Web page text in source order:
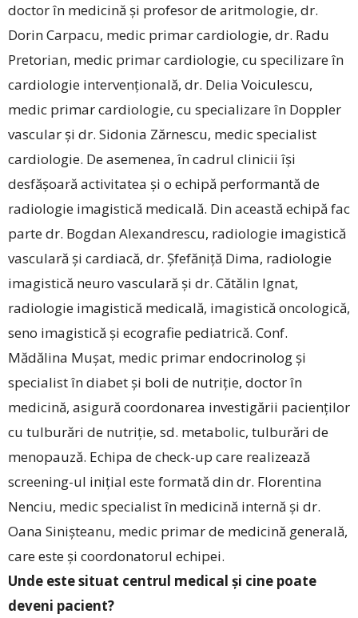
doctor în medicină și profesor de aritmologie, dr.
Dorin Carpacu, medic primar cardiologie, dr. Radu
Pretorian, medic primar cardiologie, cu specilizare în
cardiologie intervențională, dr. Delia Voiculescu,
medic primar cardiologie, cu specializare în Doppler
vascular și dr. Sidonia Zărnescu, medic specialist
cardiologie. De asemenea, în cadrul clinicii își
desfășoară activitatea și o echipă performantă de
radiologie imagistică medicală. Din această echipă fac
parte dr. Bogdan Alexandrescu, radiologie imagistică
vasculară și cardiacă, dr. Șfefăniță Dima, radiologie
imagistică neuro vasculară și dr. Cătălin Ignat,
radiologie imagistică medicală, imagistică oncologică,
seno imagistică și ecografie pediatrică. Conf.
Mădălina Mușat, medic primar endocrinolog și
specialist în diabet și boli de nutriție, doctor în
medicină, asigură coordonarea investigării pacienților
cu tulburări de nutriție, sd. metabolic, tulburări de
menopauză. Echipa de check-up care realizează
screening-ul inițial este formată din dr. Florentina
Nenciu, medic specialist în medicină internă și dr.
Oana Sinișteanu, medic primar de medicină generală,
care este și coordonatorul echipei.
Unde este situat centrul medical și cine poate
deveni pacient?